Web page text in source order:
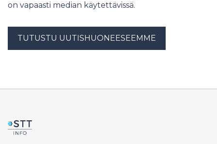
on vapaasti median käytettävissä.
TUTUSTU UUTISHUONEESEEMME